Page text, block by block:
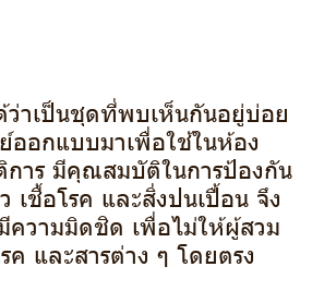
ว่าเป็นชุดที่พบเห็นกันอยู่บ่อย
ออกแบบมาเพื่อใช้ในห้อง
าร มีคุณสมบัติในการป้องกัน
เชื้อโรค และสิ่งปนเปื้อน จึง
วามมิดชิด เพื่อไม่ให้ผู้สวม
ค และสารต่าง ๆ โดยตรง